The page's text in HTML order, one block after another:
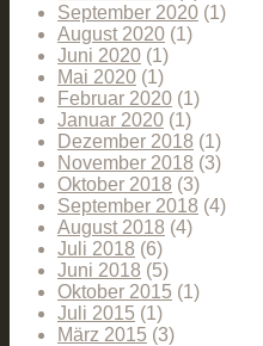
September 2020 (1)
August 2020 (1)
Juni 2020 (1)
Mai 2020 (1)
Februar 2020 (1)
Januar 2020 (1)
Dezember 2018 (1)
November 2018 (3)
Oktober 2018 (3)
September 2018 (4)
August 2018 (4)
Juli 2018 (6)
Juni 2018 (5)
Oktober 2015 (1)
Juli 2015 (1)
März 2015 (3)